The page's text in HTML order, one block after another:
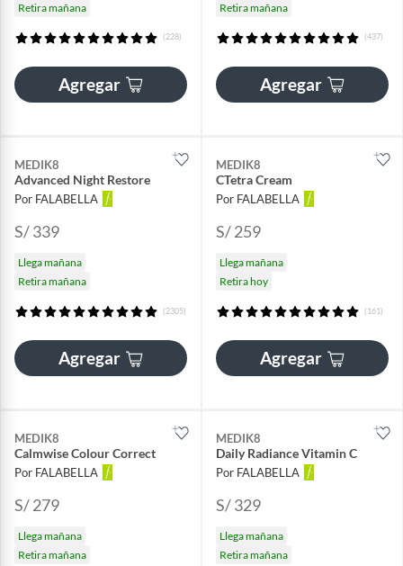
Retira mañana
(228)
Agregar
Retira mañana
(437)
Agregar
MEDIK8
Advanced Night Restore
Por FALABELLA
S/ 339
Llega mañana
Retira mañana
(2305)
Agregar
MEDIK8
CTetra Cream
Por FALABELLA
S/ 259
Llega mañana
Retira hoy
(161)
Agregar
MEDIK8
Calmwise Colour Correct
Por FALABELLA
S/ 279
Llega mañana
Retira mañana
MEDIK8
Daily Radiance Vitamin C
Por FALABELLA
S/ 329
Llega mañana
Retira mañana